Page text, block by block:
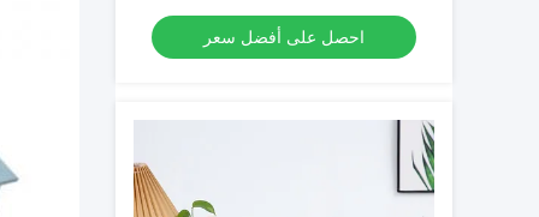
مجوهرات صناديق الهدايا
احصل على أفضل سعر